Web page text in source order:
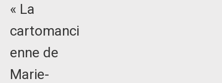
« La
cartomanci
enne de
Marie-